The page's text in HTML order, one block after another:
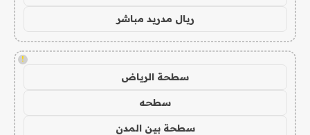
ريال مدريد مباشر
!
سطحة الرياض
سطحه
سطحة بين المدن